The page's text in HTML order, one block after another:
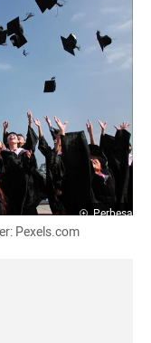
Perbesar
Pexels.com